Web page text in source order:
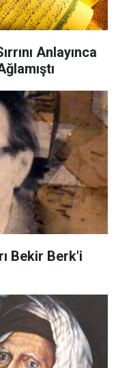
Anlayınca
Bekir Berk'i